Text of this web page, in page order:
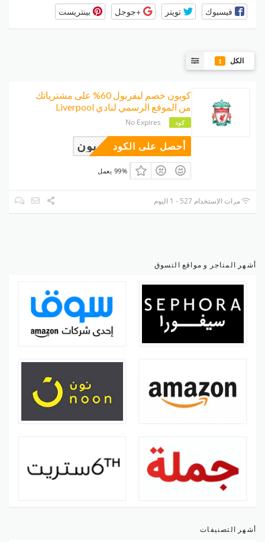
فيسبوك تويتر +جوجل بينتريست
الكل 1
كوبون خصم ليفربول 60% على مشترياتك
من الموقع الرسمي لنادي Liverpool
كود No Expires
وبون أحصل على الكود
99% يعمل
مرات الإستخدام 527 - 1 اليوم
أشهر المتاجر و مواقع التسوق
أشهر التصنيفات